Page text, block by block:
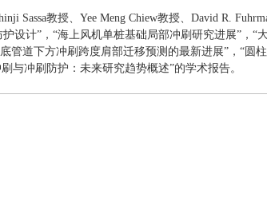
Sassa教授、Yee Meng Chiew教授、David R.
设计”，“海上风机单桩基础局部冲刷研究进展”，“
管道下方冲刷跨度肩部迁移预测的最新进展”，“圆
与冲刷防护：未来研究趋势概述”的学术报告。